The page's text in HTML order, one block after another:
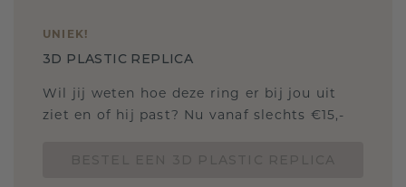
UNIEK!
3D PLASTIC REPLICA
Wil jij weten hoe deze ring er bij jou uit
ziet en of hij past? Nu vanaf slechts €15,-